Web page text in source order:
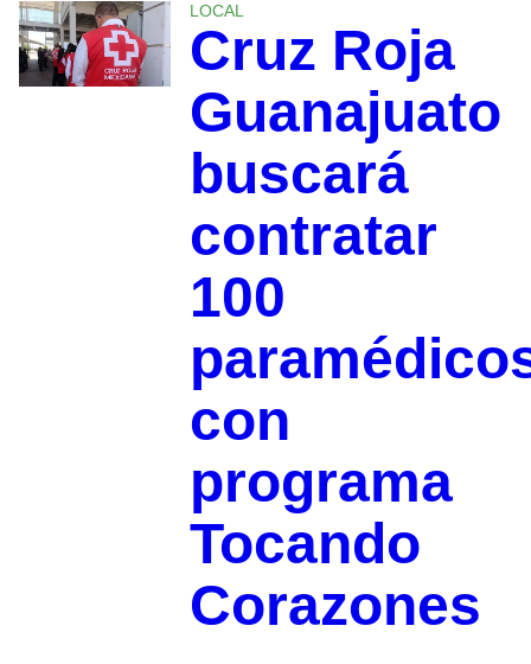
LOCAL
Cruz Roja
Guanajuato
buscará
contratar
100
con
programa
Tocando
Corazones